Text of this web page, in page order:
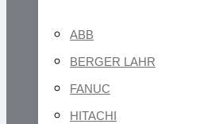
ABB
BERGER LAHR
FANUC
HITACHI